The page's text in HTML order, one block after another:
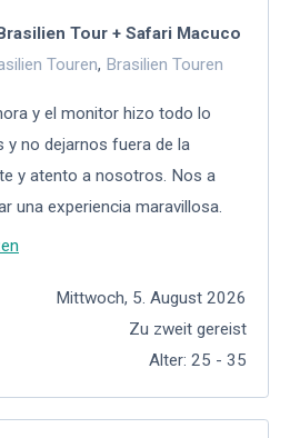
Tour + Safari Macuco
Touren, Brasilien Touren
y el monitor hizo todo lo
y no dejarnos fuera de la
y atento a nosotros. Nos a
una experiencia maravillosa.
Mittwoch, 5. August 2026
Zu zweit gereist
Alter: 25 - 35